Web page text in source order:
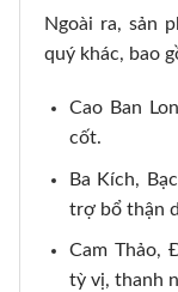
Ngoài ra, sản
quý khác, bao
Cao Ban
cốt.
Ba Kích,
trợ bổ thận
Cam Thảo,
tỳ vị, thanh